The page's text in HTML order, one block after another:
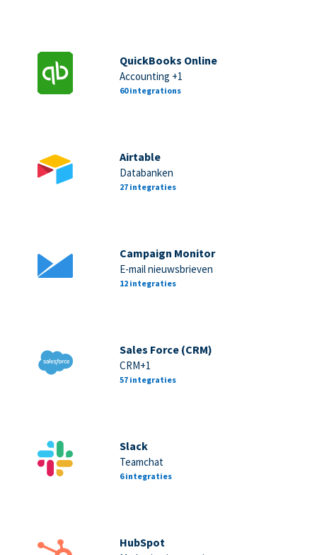
QuickBooks Online
Accounting +1
60 integrations
Airtable
Databanken
27 integraties
Campaign Monitor
E-mail nieuwsbrieven
12 integraties
Sales Force (CRM)
CRM+1
57 integraties
Slack
Teamchat
6 integraties
HubSpot